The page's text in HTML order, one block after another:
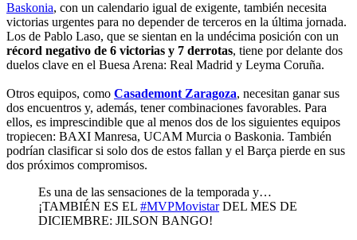
Baskonia, con un calendario igual de exigente, también necesita
victorias urgentes para no depender de terceros en la última jornada.
Los de Pablo Laso, que se sientan en la undécima posición con un
récord negativo de 6 victorias y 7 derrotas, tiene por delante dos
duelos clave en el Buesa Arena: Real Madrid y Leyma Coruña.
Otros equipos, como Casademont Zaragoza, necesitan ganar sus
dos encuentros y, además, tener combinaciones favorables. Para
ellos, es imprescindible que al menos dos de los siguientes equipos
tropiecen: BAXI Manresa, UCAM Murcia o Baskonia. También
podrían clasificar si solo dos de estos fallan y el Barça pierde en sus
dos próximos compromisos.
Es una de las sensaciones de la temporada y…
¡TAMBIÉN ES EL #MVPMovistarDEL MES DE
DICIEMBRE: JILSON BANGO!